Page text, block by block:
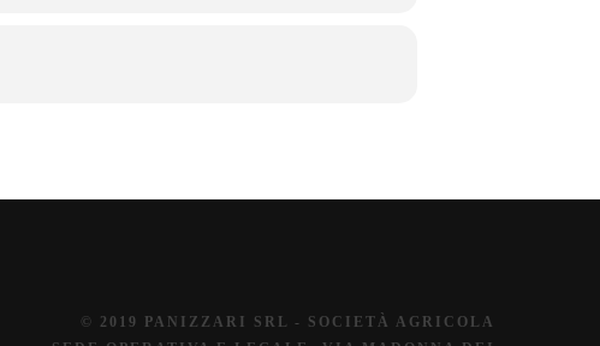
© 2019 PANIZZARI SRL - SOCIETÀ AGRICOLA